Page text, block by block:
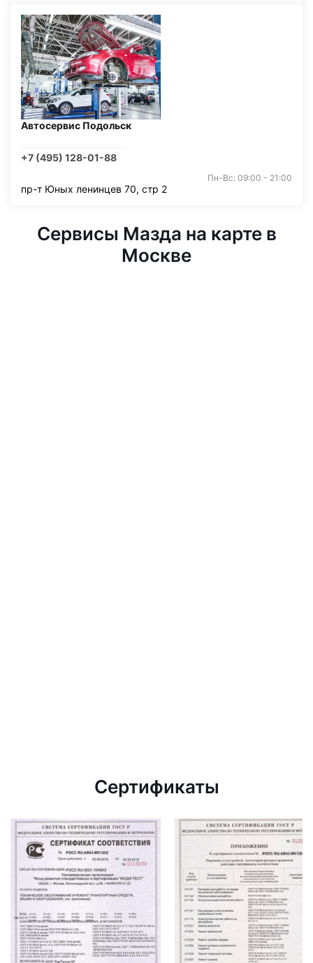
Автосервис Подольск
+7 (495) 128-01-88
Пн-Вс: 09:00 - 21:00
пр-т Юных ленинцев 70, стр 2
Сервисы Мазда на карте в
Москве
Сертификаты